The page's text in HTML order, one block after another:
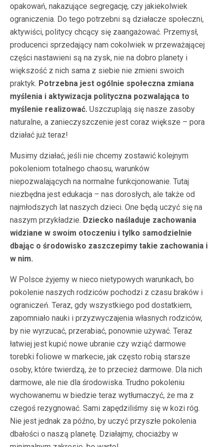
opakowań, nakazujące segregację, czy jakiekolwiek
ograniczenia. Do tego potrzebni są działacze społeczni,
aktywiści, politycy chcący się zaangażować. Przemysł,
producenci sprzedający nam cokolwiek w przeważającej
części nastawieni są na zysk, nie na dobro planety i
większość z nich sama z siebie nie zmieni swoich
praktyk. Potrzebna jest ogólnie społeczna zmiana
myślenia i aktywizacja polityczna pozwalająca to
myślenie realizować. Uszczuplają się nasze zasoby
naturalne, a zanieczyszczenie jest coraz większe – pora
działać już teraz!
Musimy działać, jeśli nie chcemy zostawić kolejnym
pokoleniom totalnego chaosu, warunków
niepozwalających na normalne funkcjonowanie. Tutaj
niezbędna jest edukacja – nas dorosłych, ale także od
najmłodszych lat naszych dzieci. One będą uczyć się na
naszym przykładzie. Dziecko naśladuje zachowania
widziane w swoim otoczeniu i tylko samodzielnie
dbając o środowisko zaszczepimy takie zachowania i
w nim.
W Polsce żyjemy w nieco nietypowych warunkach, bo
pokolenie naszych rodziców pochodzi z czasu braków i
ograniczeń. Teraz, gdy wszystkiego pod dostatkiem,
zapomniało nauki i przyzwyczajenia własnych rodziców,
by nie wyrzucać, przerabiać, ponownie używać. Teraz
łatwiej jest kupić nowe ubranie czy wziąć darmowe
torebki foliowe w markecie, jak często robią starsze
osoby, które twierdzą, że to przecież darmowe. Dla nich
darmowe, ale nie dla środowiska. Trudno pokoleniu
wychowanemu w biedzie teraz wytłumaczyć, że ma z
czegoś rezygnować. Sami zapędziliśmy się w kozi róg.
Nie jest jednak za późno, by uczyć przyszłe pokolenia
dbałości o naszą planetę. Działajmy, chociażby w